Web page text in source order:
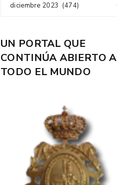
diciembre 2023 (474)
UN PORTAL QUE
CONTINÚA ABIERTO A
TODO EL MUNDO